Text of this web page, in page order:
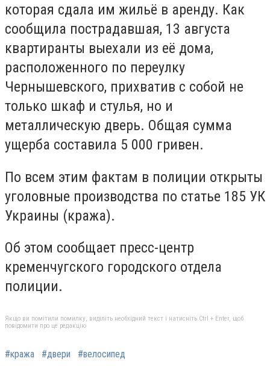
которая сдала им жильё в аренду. Как
сообщила пострадавшая, 13 августа
квартиранты выехали из её дома,
расположенного по переулку
Чернышевского, прихватив с собой не
только шкаф и стулья, но и
металлическую дверь. Общая сумма
ущерба составила 5 000 гривен.
По всем этим фактам в полиции открыты
уголовные производства по статье 185 УК
Украины (кража).
Об этом сообщает пресс-центр
кременчугского городского отдела
полиции.
Якщо ви помітили помилку, виділіть необхідний текст і натисніть Ctrl + Enter, щоб
повідомити про це редакцію
#кража #двери #велосипед